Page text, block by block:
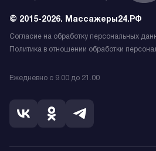
© 2015-2026. Массажеры24.РФ
Согласие на обработку персональных
Политика в отношении обработки
Ежедневно с 9.00 до 21.00